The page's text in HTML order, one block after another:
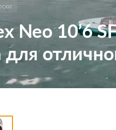
Neo 10’6
для